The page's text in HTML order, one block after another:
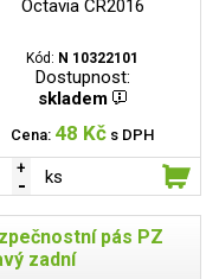
Octavia CR2016
Kód: N 10322101
Dostupnost:
skladem
Cena: 48 Kč s DPH
ks
pás PZ
zadní